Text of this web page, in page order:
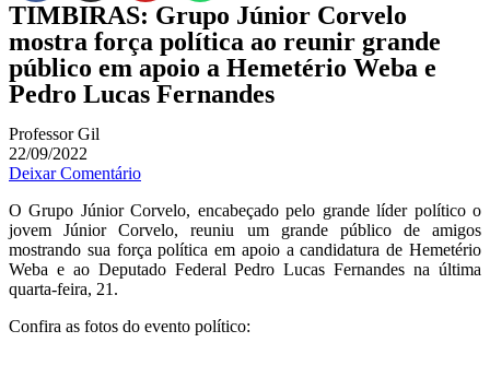
TIMBIRAS: Grupo Júnior Corvelo
mostra força política ao reunir grande
público em apoio a Hemetério Weba e
Pedro Lucas Fernandes
Professor Gil
22/09/2022
Deixar Comentário
O Grupo Júnior Corvelo, encabeçado pelo grande líder político o
jovem Júnior Corvelo, reuniu um grande público de amigos
mostrando sua força política em apoio a candidatura de Hemetério
Weba e ao Deputado Federal Pedro Lucas Fernandes na última
quarta-feira, 21.
Confira as fotos do evento político: